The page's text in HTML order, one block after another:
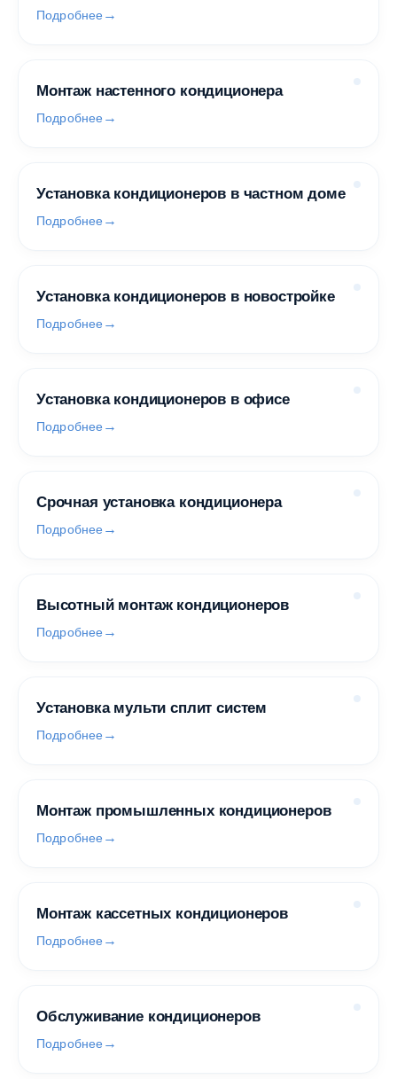
Подробнее
Монтаж настенного кондиционера
Подробнее
Установка кондиционеров в частном доме
Подробнее
Установка кондиционеров в новостройке
Подробнее
Установка кондиционеров в офисе
Подробнее
Срочная установка кондиционера
Подробнее
Высотный монтаж кондиционеров
Подробнее
Установка мульти сплит систем
Подробнее
Монтаж промышленных кондиционеров
Подробнее
Монтаж кассетных кондиционеров
Подробнее
Обслуживание кондиционеров
Подробнее